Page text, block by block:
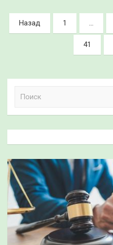
Пагинация
записей
Назад 1 …
41
к